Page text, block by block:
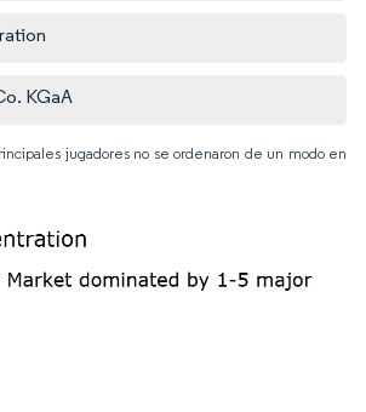
KGaA
jugadores no se ordenaron de un modo en